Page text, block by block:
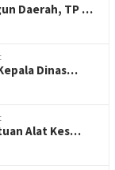
Daerah, TP …
Dinas…
Alat Kes…